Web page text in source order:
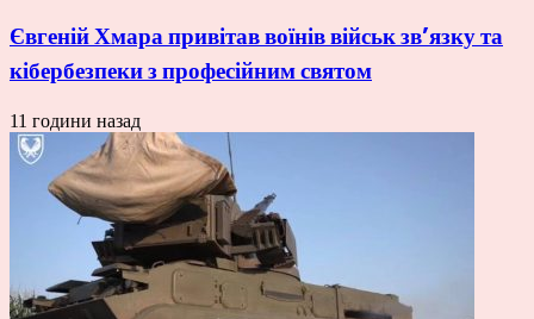
Євгеній Хмара привітав воїнів військ зв’язку та
кібербезпеки з професійним святом
11 години назад